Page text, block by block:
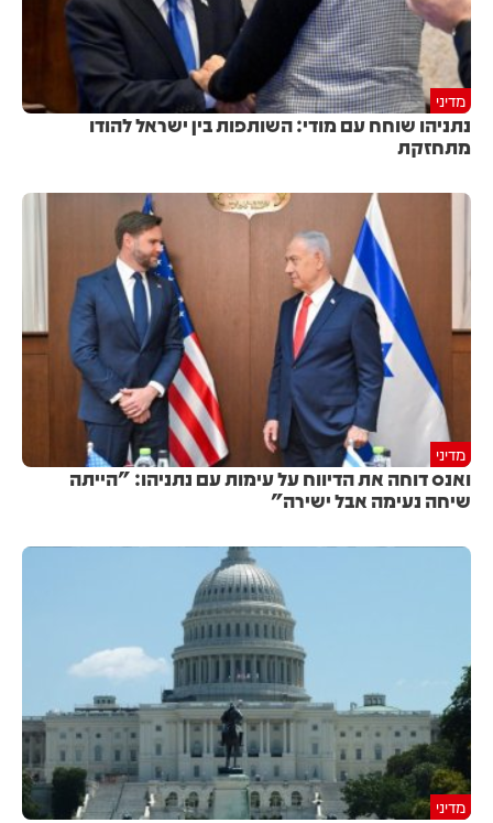
מדיני
נתניהו שוחח עם מודי: השותפות בין ישראל להודו
מתחזקת
מדיני
ואנס דוחה את הדיווח על עימות עם נתניהו: "הייתה
שיחה נעימה אבל ישירה"
מדיני